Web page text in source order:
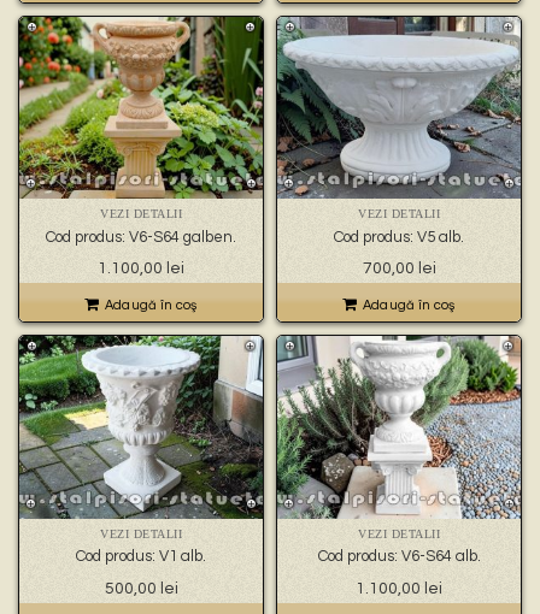
VEZI DETALII
Cod produs: V6-S64 galben.
1.100,00 lei
Adaugă în coş
VEZI DETALII
Cod produs: V5 alb.
700,00 lei
Adaugă în coş
VEZI DETALII
Cod produs: V1 alb.
500,00 lei
VEZI DETALII
Cod produs: V6-S64 alb.
1.100,00 lei